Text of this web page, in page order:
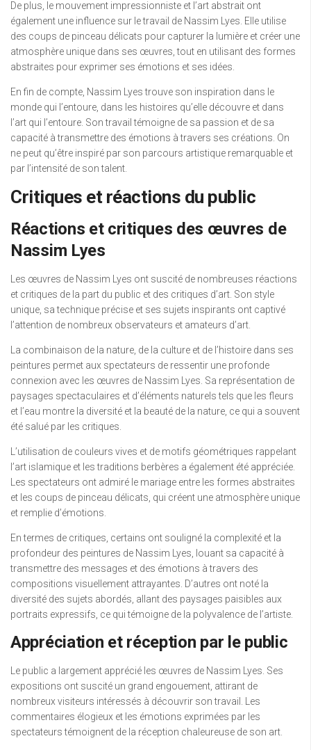
De plus, le mouvement impressionniste et l’art abstrait ont
également une influence sur le travail de Nassim Lyes. Elle utilise
des coups de pinceau délicats pour capturer la lumière et créer une
atmosphère unique dans ses œuvres, tout en utilisant des formes
abstraites pour exprimer ses émotions et ses idées.
En fin de compte, Nassim Lyes trouve son inspiration dans le
monde qui l’entoure, dans les histoires qu’elle découvre et dans
l’art qui l’entoure. Son travail témoigne de sa passion et de sa
capacité à transmettre des émotions à travers ses créations. On
ne peut qu’être inspiré par son parcours artistique remarquable et
par l’intensité de son talent.
Critiques et réactions du public
Réactions et critiques des œuvres de
Nassim Lyes
Les œuvres de Nassim Lyes ont suscité de nombreuses réactions
et critiques de la part du public et des critiques d’art. Son style
unique, sa technique précise et ses sujets inspirants ont captivé
l’attention de nombreux observateurs et amateurs d’art.
La combinaison de la nature, de la culture et de l’histoire dans ses
peintures permet aux spectateurs de ressentir une profonde
connexion avec les œuvres de Nassim Lyes. Sa représentation de
paysages spectaculaires et d’éléments naturels tels que les fleurs
et l’eau montre la diversité et la beauté de la nature, ce qui a souvent
été salué par les critiques.
L’utilisation de couleurs vives et de motifs géométriques rappelant
l’art islamique et les traditions berbères a également été appréciée.
Les spectateurs ont admiré le mariage entre les formes abstraites
et les coups de pinceau délicats, qui créent une atmosphère unique
et remplie d’émotions.
En termes de critiques, certains ont souligné la complexité et la
profondeur des peintures de Nassim Lyes, louant sa capacité à
transmettre des messages et des émotions à travers des
compositions visuellement attrayantes. D’autres ont noté la
diversité des sujets abordés, allant des paysages paisibles aux
portraits expressifs, ce qui témoigne de la polyvalence de l’artiste.
Appréciation et réception par le public
Le public a largement apprécié les œuvres de Nassim Lyes. Ses
expositions ont suscité un grand engouement, attirant de
nombreux visiteurs intéressés à découvrir son travail. Les
commentaires élogieux et les émotions exprimées par les
spectateurs témoignent de la réception chaleureuse de son art.